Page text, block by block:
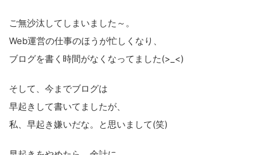
ご無沙汰してしまいました～。
Web運営の仕事のほうが忙しくなり、
ブログを書く時間がなくなってました(>_<)
そして、今までブログは
早起きして書いてましたが、
私、早起き嫌いだな。と思いまして(笑)